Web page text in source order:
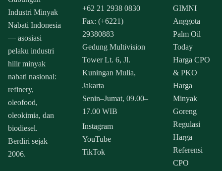
Industri Minyak
Nabati Indonesia
— asosiasi
pelaku industri
hilir minyak
nabati nasional:
refinery,
oleofood,
oleokimia, dan
biodiesel.
Berdiri sejak
2006.
+62 21 2938 0830
Fax: (+6221)
29380883
Gedung Multivision
Tower Lt. 6, Jl.
Kuningan Mulia,
Jakarta
Senin–Jumat, 09.00–
17.00 WIB
Instagram
YouTube
TikTok
GIMNI
Anggota
Palm Oil
Today
Harga CPO
& PKO
Harga
Minyak
Goreng
Regulasi
Harga
Referensi
CPO